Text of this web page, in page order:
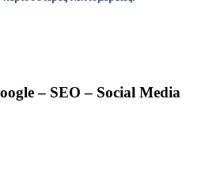
– SEO – Social Media